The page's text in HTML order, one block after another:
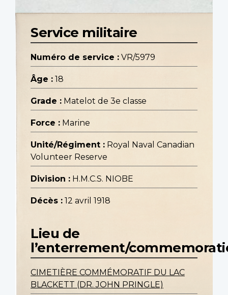
Service militaire
Numéro de service : VR/5979
Âge : 18
Grade : Matelot de 3e classe
Force : Marine
Unité/Régiment : Royal Naval Canadian
Volunteer Reserve
Division : H.M.C.S. NIOBE
Décès : 12 avril 1918
Lieu de
l’enterrement/
CIMETIÈRE COMMÉMORATIF DU LAC
BLACKETT (DR. JOHN PRINGLE)